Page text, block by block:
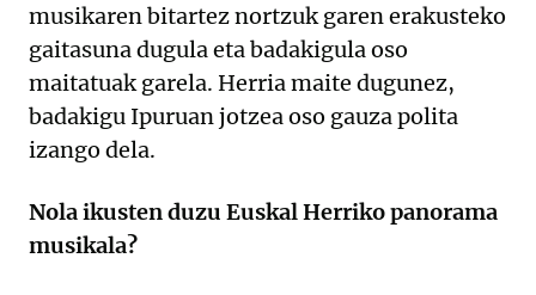
musikaren bitartez nortzuk garen erakusteko
gaitasuna dugula eta badakigula oso
maitatuak garela. Herria maite dugunez,
badakigu Ipuruan jotzea oso gauza polita
izango dela.
Nola ikusten duzu Euskal Herriko panorama
musikala?